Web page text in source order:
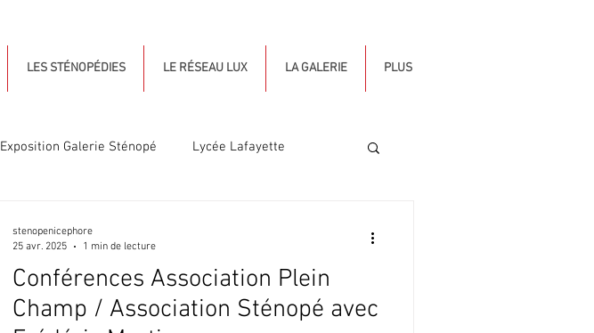
LES STÉNOPÉDIES LE RÉSEAU LUX LA GALERIE PLUS
Exposition Galerie Sténopé Lycée Lafayette
Conférences Association Plein
Champ / Association Sténopé avec
stenopenicephore
25 avr. 2025
1 min de lecture